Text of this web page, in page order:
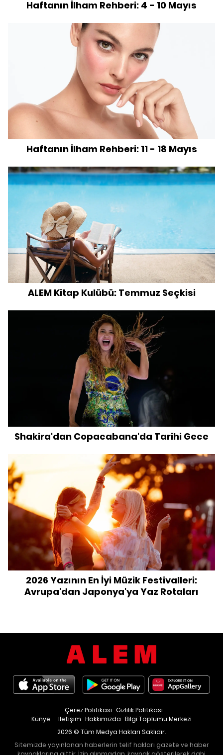
Haftanın İlham Rehberi: 4 - 10 Mayıs
Haftanın İlham Rehberi: 11 - 18 Mayıs
ALEM Kitap Kulübü: Temmuz Seçkisi
Shakira'dan Copacabana'da Tarihi Gece
2026 Yazının En İyi Müzik Festivalleri:
Avrupa'dan Japonya'ya Yaz Rotaları
Künye İletişim Hakkımızda Bilgi Toplumu Merkezi
Çerez Politikası Gizlilik Politikası
2026 © Tüm Medya Hakları Saklıdır.
Sitemizde yayınlanan haberlerin telif hakları gazete ve haber